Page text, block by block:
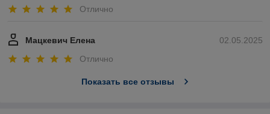
Отлично
02.05.2025
Мацкевич Елена
Отлично
Показать все отзывы